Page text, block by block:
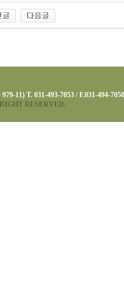
11) T. 031-493-7053 / F.031-494-7050
RESERVED.